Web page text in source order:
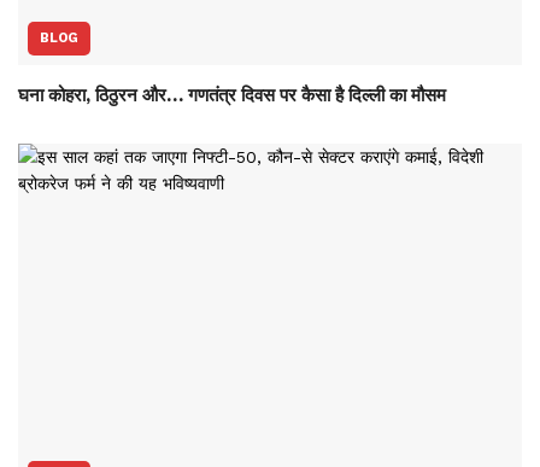
BLOG
घना कोहरा, ठिठुरन और… गणतंत्र दिवस पर कैसा है दिल्ली का मौसम